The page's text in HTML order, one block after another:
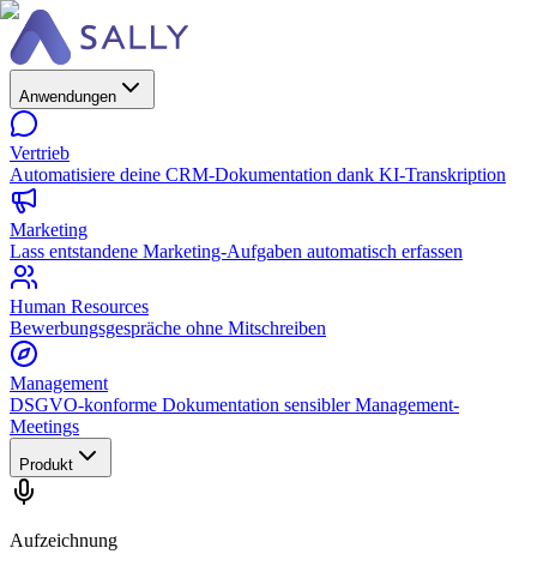
Anwendungen
Vertrieb
Automatisiere deine CRM-Dokumentation dank KI-Transkription
Marketing
Lass entstandene Marketing-Aufgaben automatisch erfassen
Human Resources
Bewerbungsgespräche ohne Mitschreiben
Management
DSGVO-konforme Dokumentation sensibler Management-
Meetings
Produkt
Aufzeichnung